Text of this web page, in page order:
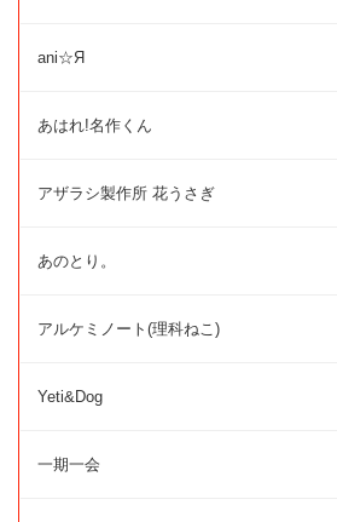
ani☆Я
あはれ!名作くん
アザラシ製作所 花うさぎ
あのとり。
アルケミノート(理科ねこ)
Yeti&Dog
一期一会